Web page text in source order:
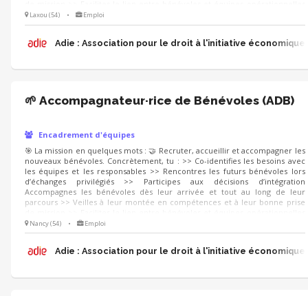
En conclusion : 👉 Tu fais en sorte que chacun se sente à sa place, utile et
reconnu.
Laxou (54) • Emploi
Adie : Association pour le droit à l'initiative économique
🌱 Accompagnateur·rice de Bénévoles (ADB)
Encadrement d'équipes
🎯 La mission en quelques mots : 🤝 Recruter, accueillir et accompagner les
nouveaux bénévoles. Concrètement, tu : >> Co-identifies les besoins avec
les équipes et les responsables >> Rencontres les futurs bénévoles lors
d’échanges privilégiés >> Participes aux décisions d’intégration
Accompagnes les bénévoles dès leur arrivée et tout au long de leur
parcours >> Veilles à leur montée en compétences et à leur bonne prise
En conclusion : 👉 Tu fais en sorte que chacun se sente à sa place, utile et
reconnu.
Nancy (54) • Emploi
Adie : Association pour le droit à l'initiative économique